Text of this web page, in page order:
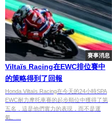
賽事消息
Viltaïs Racing在EWC排位賽中
的策略得到了回報
Honda Viltaïs Racing在今天的24小時SPA
EWC耐力摩托車賽的起步順位中獲得了第
五名，這是他們實力的表現，而不是運
氣。...